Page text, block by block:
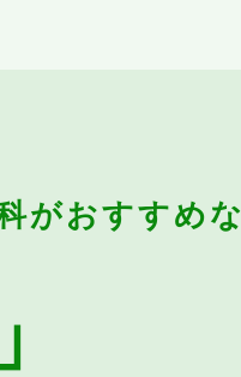
がおすすめな
」